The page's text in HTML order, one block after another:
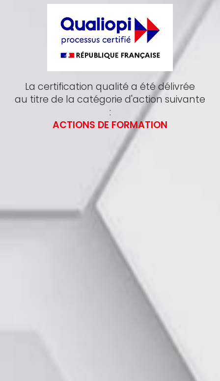
La certification qualité a été délivrée
au titre de la catégorie d'action suivante
:
ACTIONS DE FORMATION